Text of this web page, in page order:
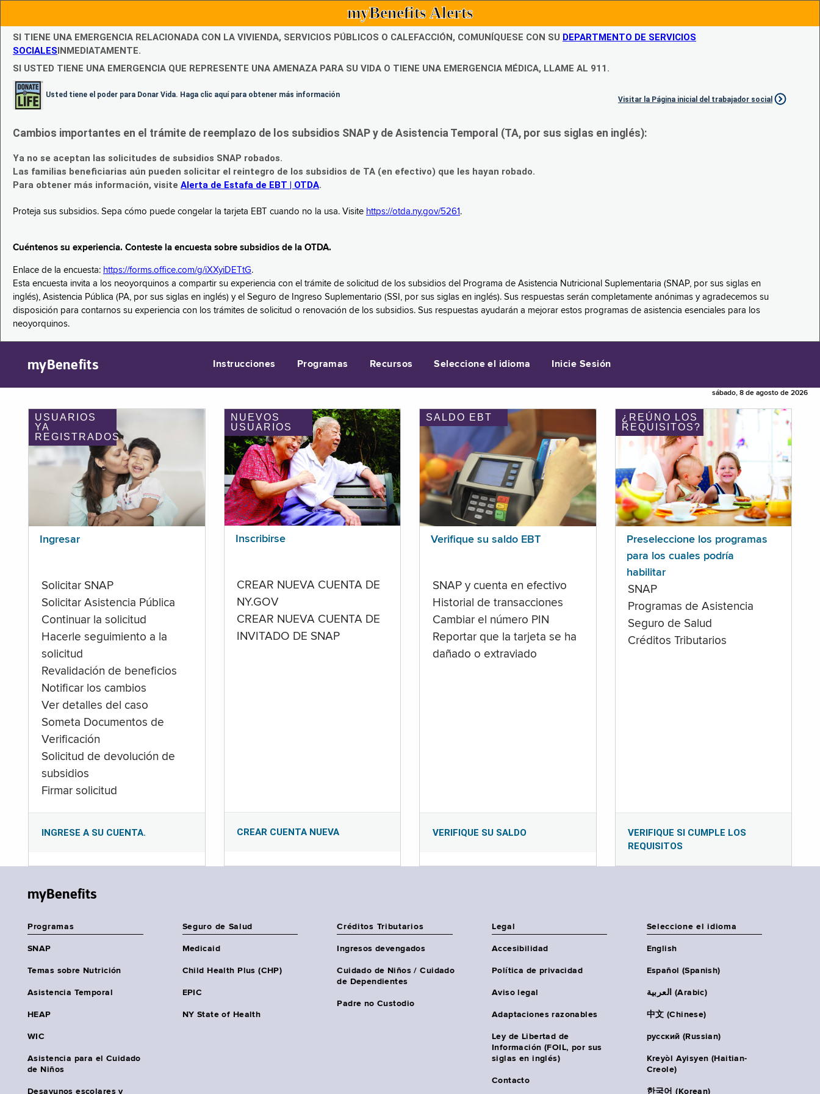
myBenefits Alerts
SI TIENE UNA EMERGENCIA RELACIONADA CON LA VIVIENDA, SERVICIOS PÚBLICOS O CALEFACCIÓN, COMUNÍQUESE CON SU DEPARTMENTO DE SERVICIOS
SOCIALESINMEDIATAMENTE.
SI USTED TIENE UNA EMERGENCIA QUE REPRESENTE UNA AMENAZA PARA SU VIDA O TIENE UNA EMERGENCIA MÉDICA, LLAME AL 911.
Usted tiene el poder para Donar Vida. Haga clic aquí para obtener más información
Visitar la Página inicial del trabajador social
Cambios importantes en el trámite de reemplazo de los subsidios SNAP y de Asistencia Temporal (TA, por sus siglas en inglés):
Ya no se aceptan las solicitudes de subsidios SNAP robados.
Las familias beneficiarias aún pueden solicitar el reintegro de los subsidios de TA (en efectivo) que les hayan robado.
Para obtener más información, visite Alerta de Estafa de EBT | OTDA.
Proteja sus subsidios. Sepa cómo puede congelar la tarjeta EBT cuando no la usa. Visite https://otda.ny.gov/5261 .
Cuéntenos su experiencia. Conteste la encuesta sobre subsidios de la OTDA.
Enlace de la encuesta: https://forms.office.com/g/iXXyiDETtG.
Esta encuesta invita a los neoyorquinos a compartir su experiencia con el trámite de solicitud de los subsidios del Programa de Asistencia Nutricional Suplementaria (SNAP, por sus siglas en
inglés), Asistencia Pública (PA, por sus siglas en inglés) y el Seguro de Ingreso Suplementario (SSI, por sus siglas en inglés). Sus respuestas serán completamente anónimas y agradecemos su
disposición para contarnos su experiencia con los trámites de solicitud o renovación de los subsidios. Sus respuestas ayudarán a mejorar estos programas de asistencia esenciales para los
neoyorquinos.
myBenefits Instrucciones Programas Recursos Seleccione el idioma Inicie Sesión
sábado, 8 de agosto de 2026
USUARIOS
YA
REGISTRADOS
Ingresar
Solicitar SNAP
Solicitar Asistencia Pública
Continuar la solicitud
Hacerle seguimiento a la
solicitud
Revalidación de beneficios
Notificar los cambios
Ver detalles del caso
Someta Documentos de
Verificación
Solicitud de devolución de
subsidios
Firmar solicitud
INGRESE A SU CUENTA.
NUEVOS
USUARIOS
Inscribirse
CREAR NUEVA CUENTA DE
NY.GOV
CREAR NUEVA CUENTA DE
INVITADO DE SNAP
CREAR CUENTA NUEVA
SALDO EBT
Verifique su saldo EBT
SNAP y cuenta en efectivo
Historial de transacciones
Cambiar el número PIN
Reportar que la tarjeta se ha
dañado o extraviado
VERIFIQUE SU SALDO
¿REÚNO LOS
REQUISITOS?
Preseleccione los programas
para los cuales podría
habilitar
SNAP
Programas de Asistencia
Seguro de Salud
Créditos Tributarios
VERIFIQUE SI CUMPLE LOS
REQUISITOS
myBenefits
Programas
SNAP
Temas sobre Nutrición
Asistencia Temporal
HEAP
WIC
Asistencia para el Cuidado
de Niños
Desayunos escolares y
Seguro de Salud
Medicaid
Child Health Plus (CHP)
EPIC
NY State of Health
Créditos Tributarios
Ingresos devengados
Cuidado de Niños / Cuidado
de Dependientes
Padre no Custodio
Legal
Accesibilidad
Política de privacidad
Aviso legal
Adaptaciones razonables
Ley de Libertad de
Información (FOIL, por sus
siglas en inglés)
Contacto
Seleccione el idioma
English
Español (Spanish)
العربية (Arabic)
中文 (Chinese)
русский (Russian)
Kreyòl Ayisyen (Haitian-
Creole)
한국어 (Korean)